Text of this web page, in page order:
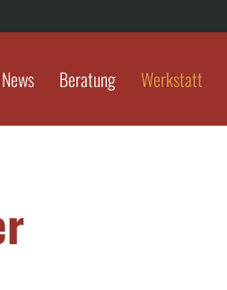
News Beratung Werkstatt